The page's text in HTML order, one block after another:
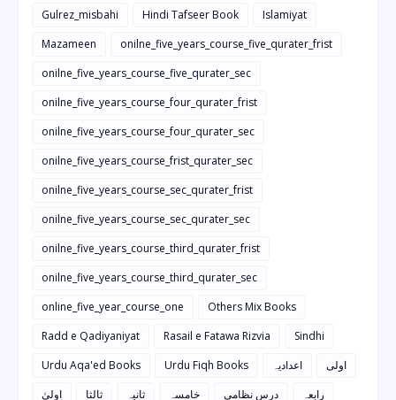
Gulrez_misbahi Hindi Tafseer Book
Islamiyat
Mazameen
onilne_five_years_course_five_qurater_frist
onilne_five_years_course_five_qurater_sec
onilne_five_years_course_four_qurater_frist
onilne_five_years_course_four_qurater_sec
onilne_five_years_course_frist_qurater_sec
onilne_five_years_course_sec_qurater_frist
onilne_five_years_course_sec_qurater_sec
onilne_five_years_course_third_qurater_frist
onilne_five_years_course_third_qurater_sec
online_five_year_course_one
Others Mix Books
Radd e Qadiyaniyat
Rasail e Fatawa Rizvia
Sindhi
Urdu Aqa'ed Books
Urdu Fiqh Books اعدادیہ
اولی
اولیٰ
ثالثا ثانیہ خامسہ درس نظامی
رابعہ